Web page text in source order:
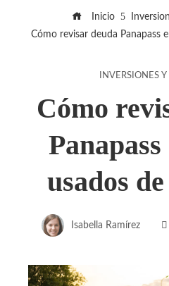
Inicio
Cómo revisar deuda Panapass
INVERSIONES
Cómo
usados
Isabella Ramírez